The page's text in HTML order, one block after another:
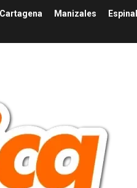
Cartagena Manizales
Espinal